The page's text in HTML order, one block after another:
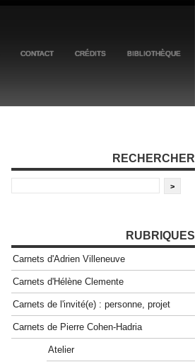
CONTACT CRÉDITS BIBLIOTHÈQUE
RECHERCHER
RUBRIQUES
Carnets d'Adrien Villeneuve
Carnets d'Hélène Clemente
Carnets de l'invité(e) : personne, projet
Carnets de Pierre Cohen-Hadria
Atelier